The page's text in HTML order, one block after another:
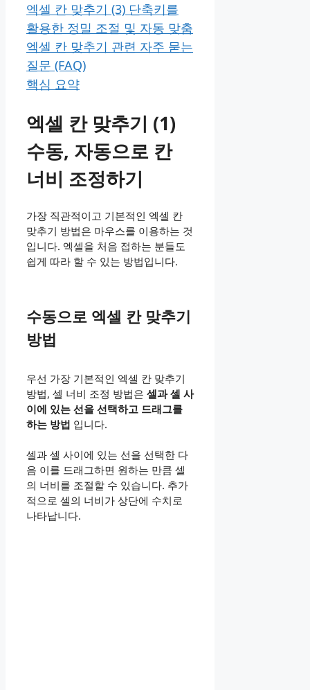
​​엑셀 칸 맞추기 (3) 단축키를
활용한 정밀 조절 및 자동 맞춤
엑셀 칸 맞추기 관련 자주 묻는
질문 (FAQ)
핵심 요약
​엑셀 칸 맞추기 (1)
수동, 자동으로 칸
너비 조정하기
가장 직관적이고 기본적인 엑셀 칸
맞추기 방법은 마우스를 이용하는 것
입니다. 엑셀을 처음 접하는 분들도
쉽게 따라 할 수 있는 방법입니다.
수동으로 엑셀 칸 맞추기
방법
​우선 가장 기본적인 엑셀 칸 맞추기
방법, 셀 너비 조정 방법은 셀과 셀 사
이에 있는 선을 선택하고 드래그를
하는 방법 입니다.
셀과 셀 사이에 있는 선을 선택한 다
음 이를 드래그하면 원하는 만큼 셀
의 너비를 조절할 수 있습니다. 추가
적으로 셀의 너비가 상단에 수치로
나타납니다.